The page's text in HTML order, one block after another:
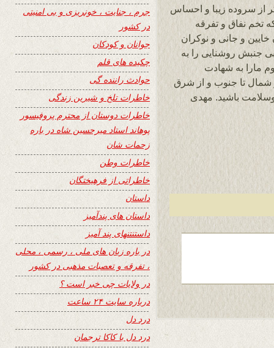
از سروده زیبا و احساس
نفاق و تفرقه
و جانی و نوکران
جنبش روشنایی را به
مارا به شهادت
شمال تا جنوب و از شرق
وسلامت باشید. مهدی
جرم ، جنایت ، خونریزی و بی امنیتی
در کشور
جوانان و کودکان
چکیده های قلم
حوادث راننده گی
خاطرات تلخ و شیرین زندگی
خاطرات دوستان از محترم پروفیسور
پوهاند استاد میرحسین شاه در باره
زحمات شان
خاطرات وطن
خاطراتی از فرهیختگان
داستان
داستان های پندآمیز
داستنتنهای پند آمیز
در باره زبان های ملی ، رسمی ، محلی
، تفرقه و تعصبات مذهبی در کشور
در ولایات چی خبر است ؟
درباره سایت ۲۴ ساعت
درد دل
درد دل با کاکا ترجمان